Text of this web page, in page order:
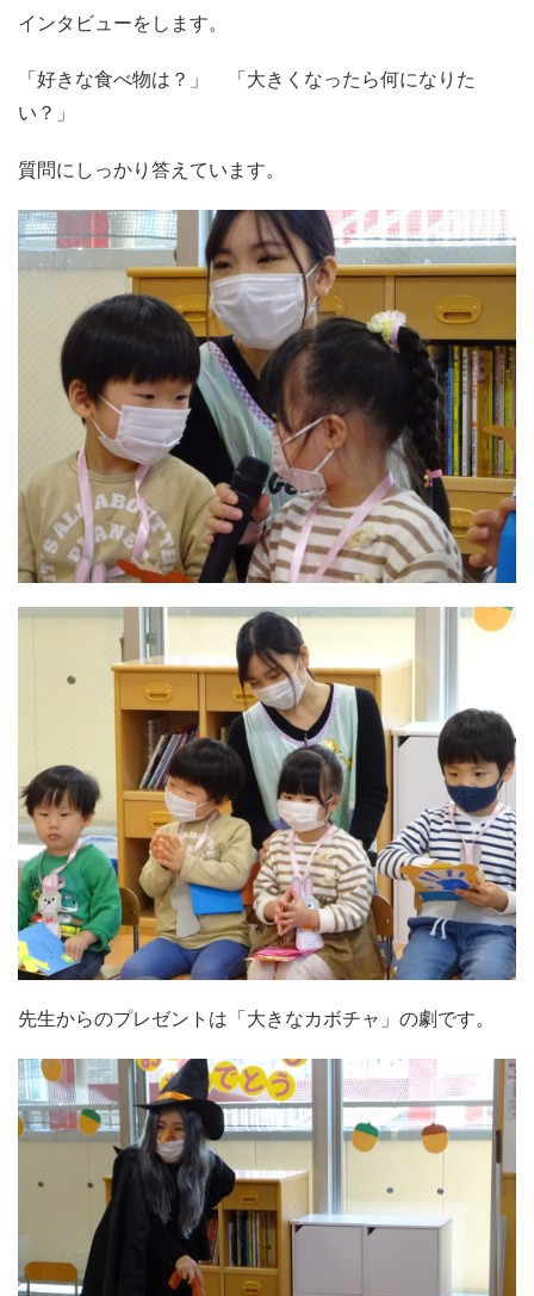
インタビューをします。
「好きな食べ物は？」 「大きくなったら何になりた
い？」
質問にしっかり答えています。
先生からのプレゼントは「大きなカボチャ」の劇です。